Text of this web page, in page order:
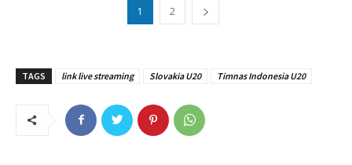
1 2
TAGS link live streaming Slovakia U20 Timnas Indonesia U20